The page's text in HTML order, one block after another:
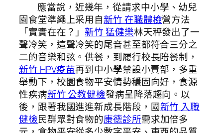
應當說，近幾年，從請求中小學、幼兒
園食堂準繩上采用自新竹 在職體檢營方法
「實實在在？」新竹 猛健樂林天秤發出了一
聲冷笑，這聲冷笑的尾音甚至都符合三分之
二的音樂和弦。供餐，到履行校長陪餐制，
新竹 HPV疫苗再到中小學禁設小賣部，多重
舉動下，校園食物平安情勢穩固向好，食源
性疾病新竹 公教健檢發病呈降落趨向。以
後，跟著我國進進新成長階段，國新竹 入職
健檢民群眾對食物的康德診所需求加倍多